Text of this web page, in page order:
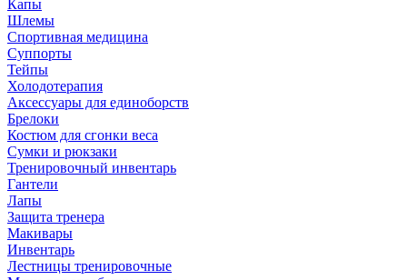
Капы
Шлемы
Спортивная медицина
Суппорты
Тейпы
Холодотерапия
Аксессуары для единоборств
Брелоки
Костюм для сгонки веса
Сумки и рюкзаки
Тренировочный инвентарь
Гантели
Лапы
Защита тренера
Макивары
Инвентарь
Лестницы тренировочные